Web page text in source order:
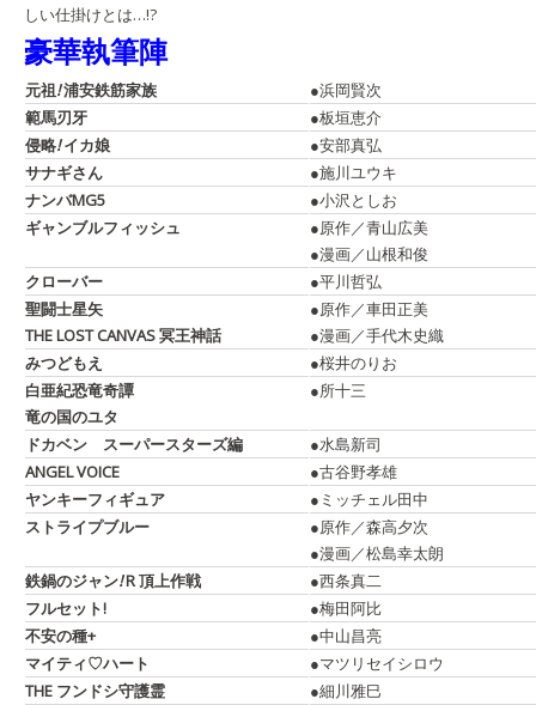
しい仕掛けとは…!?
豪華執筆陣
元祖!浦安鉄筋家族
●浜岡賢次
範馬刃牙
●板垣恵介
侵略!イカ娘
●安部真弘
サナギさん
●施川ユウキ
ナンバMG5
●小沢としお
ギャンブルフィッシュ
●原作／青山広美
●漫画／山根和俊
クローバー
●平川哲弘
聖闘士星矢
THE LOST CANVAS 冥王神話
●原作／車田正美
●漫画／手代木史織
みつどもえ
●桜井のりお
白亜紀恐竜奇譚
竜の国のユタ
●所十三
ドカベン スーパースターズ編
●水島新司
ANGEL VOICE
●古谷野孝雄
ヤンキーフィギュア
●ミッチェル田中
ストライプブルー
●原作／森高夕次
●漫画／松島幸太朗
鉄鍋のジャン!R 頂上作戦
●西条真二
フルセット!
●梅田阿比
不安の種+
●中山昌亮
マイティ♡ハート
●マツリセイシロウ
THE フンドシ守護霊
●細川雅巳